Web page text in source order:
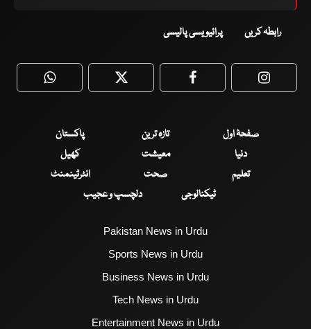
رابطہ کریں پرائیویسی پالیسی
WhatsApp Twitter Facebook
صفحۂ اول تازہ ترین
پاکستان
دنیا
معیشت
کھیل
تعلیم
صحت
انٹرٹینمنٹ
ٹیکنالوجی
دلچسپ و عجیب
Pakistan News in Urdu
Sports News in Urdu
Business News in Urdu
Tech News in Urdu
Entertainment News in Urdu